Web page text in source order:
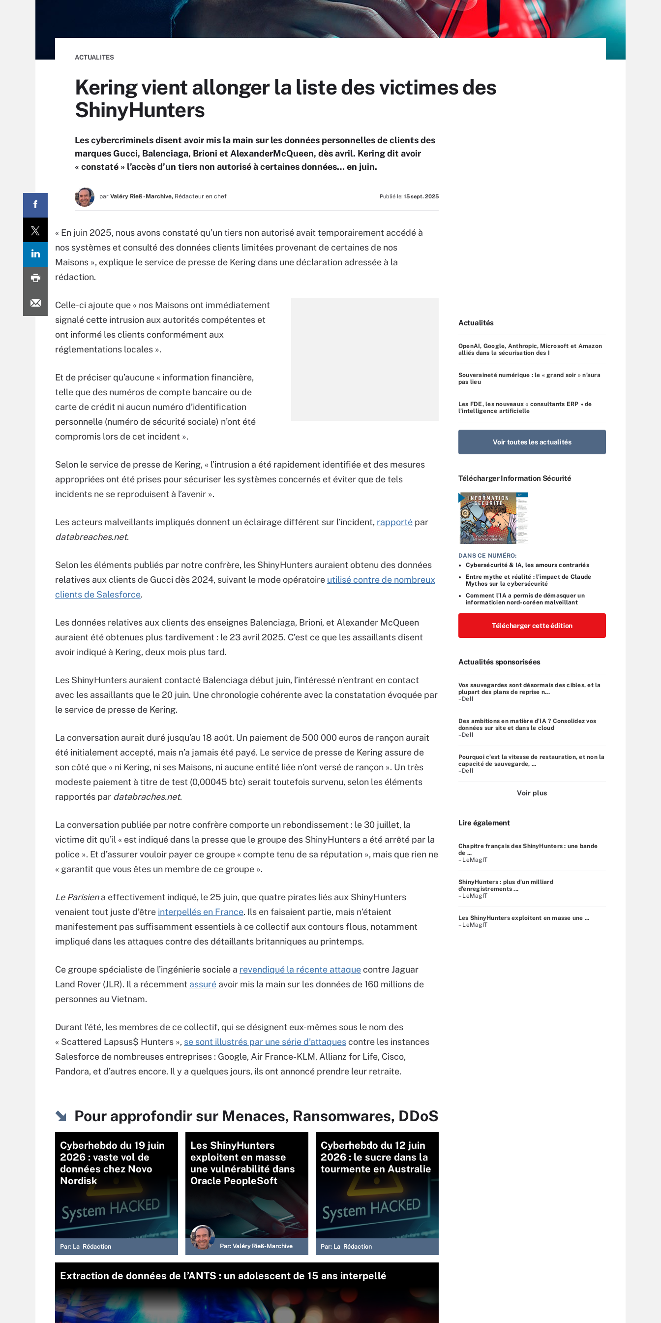
ACTUALITES
Kering vient allonger la liste des victimes des
ShinyHunters
Les cybercriminels disent avoir mis la main sur les données personnelles de clients des
marques Gucci, Balenciaga, Brioni et AlexanderMcQueen, dès avril. Kering dit avoir
« constaté » l’accès d’un tiers non autorisé à certaines données… en juin.
par Valéry Rieß-Marchive, Rédacteur en chef Publié le: 15 sept. 2025
« En juin 2025, nous avons constaté qu’un tiers non autorisé avait temporairement accédé à
nos systèmes et consulté des données clients limitées provenant de certaines de nos
Maisons », explique le service de presse de Kering dans une déclaration adressée à la
rédaction.
Celle-ci ajoute que « nos Maisons ont immédiatement
signalé cette intrusion aux autorités compétentes et
ont informé les clients conformément aux
réglementations locales ».
Et de préciser qu’aucune « information financière,
telle que des numéros de compte bancaire ou de
carte de crédit ni aucun numéro d’identification
personnelle (numéro de sécurité sociale) n’ont été
compromis lors de cet incident ».
Selon le service de presse de Kering, « l’intrusion a été rapidement identifiée et des mesures
appropriées ont été prises pour sécuriser les systèmes concernés et éviter que de tels
incidents ne se reproduisent à l’avenir ».
Les acteurs malveillants impliqués donnent un éclairage différent sur l’incident, rapporté par
databreaches.net.
Selon les éléments publiés par notre confrère, les ShinyHunters auraient obtenu des données
relatives aux clients de Gucci dès 2024, suivant le mode opératoire utilisé contre de nombreux
clients de Salesforce.
Les données relatives aux clients des enseignes Balenciaga, Brioni, et Alexander McQueen
auraient été obtenues plus tardivement : le 23 avril 2025. C’est ce que les assaillants disent
avoir indiqué à Kering, deux mois plus tard.
Les ShinyHunters auraient contacté Balenciaga début juin, l’intéressé n’entrant en contact
avec les assaillants que le 20 juin. Une chronologie cohérente avec la constatation évoquée par
le service de presse de Kering.
La conversation aurait duré jusqu’au 18 août. Un paiement de 500 000 euros de rançon aurait
été initialement accepté, mais n’a jamais été payé. Le service de presse de Kering assure de
son côté que « ni Kering, ni ses Maisons, ni aucune entité liée n’ont versé de rançon ». Un très
modeste paiement à titre de test (0,00045 btc) serait toutefois survenu, selon les éléments
rapportés par databraches.net.
La conversation publiée par notre confrère comporte un rebondissement : le 30 juillet, la
victime dit qu’il « est indiqué dans la presse que le groupe des ShinyHunters a été arrêté par la
police ». Et d’assurer vouloir payer ce groupe « compte tenu de sa réputation », mais que rien ne
« garantit que vous êtes un membre de ce groupe ».
Le Parisiena effectivement indiqué, le 25 juin, que quatre pirates liés aux ShinyHunters
venaient tout juste d’être interpellés en France. Ils en faisaient partie, mais n’étaient
manifestement pas suffisamment essentiels à ce collectif aux contours flous, notamment
impliqué dans les attaques contre des détaillants britanniques au printemps.
Ce groupe spécialiste de l’ingénierie sociale a revendiqué la récente attaquecontre Jaguar
Land Rover (JLR). Il a récemment assuré avoir mis la main sur les données de 160 millions de
personnes au Vietnam.
Durant l’été, les membres de ce collectif, qui se désignent eux-mêmes sous le nom des
« Scattered Lapsus$ Hunters », se sont illustrés par une série d’attaquescontre les instances
Salesforce de nombreuses entreprises : Google, Air France-KLM, Allianz for Life, Cisco,
Pandora, et d’autres encore. Il y a quelques jours, ils ont annoncé prendre leur retraite.
Pour approfondir sur Menaces, Ransomwares, DDoS
Cyberhebdo du 19 juin
2026 : vaste vol de
données chez Novo
Nordisk
Par: La Rédaction
Les ShinyHunters
exploitent en masse
une vulnérabilité dans
Oracle PeopleSoft
Par: Valéry Rieß-Marchive
Cyberhebdo du 12 juin
2026 : le sucre dans la
tourmente en Australie
Par: La Rédaction
Extraction de données de l’ANTS : un adolescent de 15 ans interpellé
Actualités
OpenAI, Google, Anthropic, Microsoft et Amazon
alliés dans la sécurisation des I
Souveraineté numérique : le « grand soir » n’aura
pas lieu
Les FDE, les nouveaux « consultants ERP » de
l’intelligence artificielle
Voir toutes les actualités
Télécharger Information Sécurité
DANS CE NUMÉRO:
Cybersécurité & IA, les amours contrariés
Entre mythe et réalité : l’impact de Claude
Mythos sur la cybersécurité
Comment l’IA a permis de démasquer un
informaticien nord-coréen malveillant
Télécharger cette édition
Actualités sponsorisées
Vos sauvegardes sont désormais des cibles, et la
plupart des plans de reprise n...
–Dell
Des ambitions en matière d'IA ? Consolidez vos
données sur site et dans le cloud
–Dell
Pourquoi c’est la vitesse de restauration, et non la
capacité de sauvegarde, ...
–Dell
Voir plus
Lire également
Chapitre français des ShinyHunters : une bande
de ...
– LeMagIT
ShinyHunters : plus d’un milliard
d’enregistrements ...
– LeMagIT
Les ShinyHunters exploitent en masse une ...
– LeMagIT